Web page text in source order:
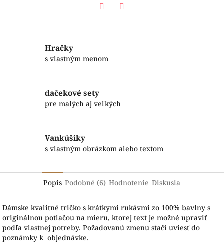
Hračky
s vlastným menom
dačekové sety
pre malých aj veľkých
Vankúšiky
s vlastným obrázkom alebo textom
Popis Podobné (6) Hodnotenie Diskusia
Dámske kvalitné tričko s krátkymi rukávmi zo 100% bavlny s
originálnou potlačou na mieru, ktorej text je možné upraviť
podľa vlastnej potreby. Požadovanú zmenu stačí uviesť do
poznámky k objednávke.